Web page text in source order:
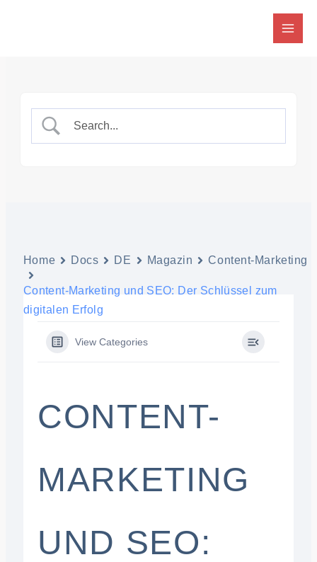
Home Docs DE Magazin Content-Marketing
Content-Marketing und SEO: Der Schlüssel zum
digitalen Erfolg
View Categories
CONTENT-
MARKETING
UND SEO: